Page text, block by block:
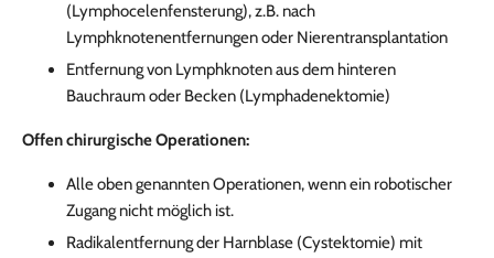
(Lymphocelenfensterung), z.B. nach
Lymphknotenentfernungen oder Nierentransplantation
Entfernung von Lymphknoten aus dem hinteren
Bauchraum oder Becken (Lymphadenektomie)
Offen chirurgische Operationen:
Alle oben genannten Operationen, wenn ein robotischer
Zugang nicht möglich ist.
Radikalentfernung der Harnblase (Cystektomie) mit